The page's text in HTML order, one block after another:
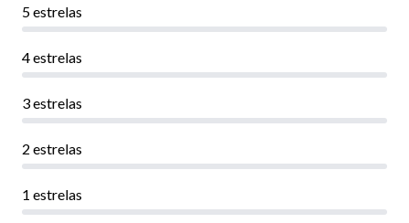
5 estrelas
4 estrelas
3 estrelas
2 estrelas
1 estrelas